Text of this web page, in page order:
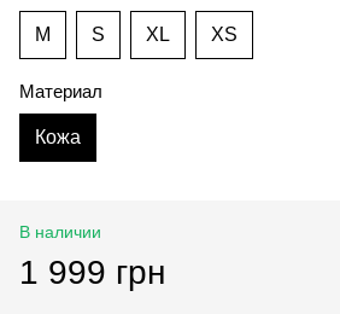
M S XL XS
Материал
Кожа
В наличии
1 999 грн